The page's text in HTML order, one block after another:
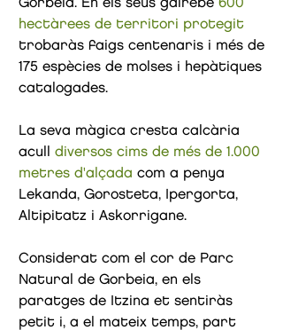
Gorbeia. En els seus gairebé 600
hectàrees de territori protegit
trobaràs faigs centenaris i més de
175 espècies de molses i hepàtiques
catalogades.
La seva màgica cresta calcària
acull
diversos cims de més de 1.000
metres d'alçada com a penya
Lekanda, Gorosteta, Ipergorta,
Altipitatz i Askorrigane.
Considerat com el cor de Parc
Natural de Gorbeia, en els
paratges de Itzina et sentiràs
petit i, a el mateix temps, part